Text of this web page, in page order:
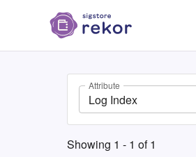
Attribute
Log Index
Showing 1 - 1 of1